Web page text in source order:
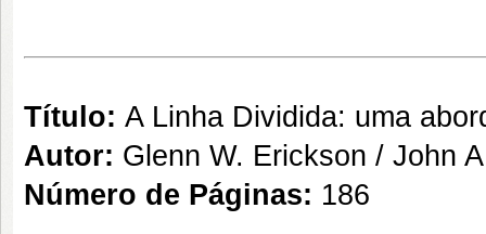
Título: A Linha Dividida: uma
Autor: Glenn W. Erickson / John
Número de Páginas: 186